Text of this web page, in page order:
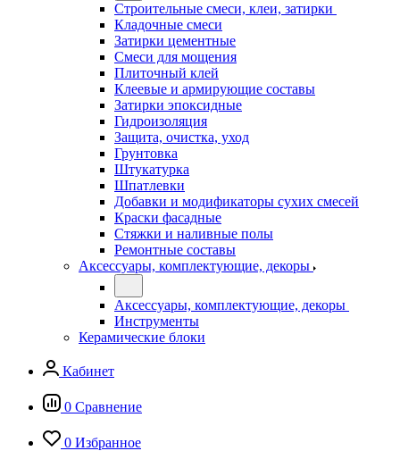
Строительные смеси, клеи, затирки
Кладочные смеси
Затирки цементные
Смеси для мощения
Плиточный клей
Клеевые и армирующие составы
Затирки эпоксидные
Гидроизоляция
Защита, очистка, уход
Грунтовка
Штукатурка
Шпатлевки
Добавки и модификаторы сухих смесей
Краски фасадные
Стяжки и наливные полы
Ремонтные составы
Аксессуары, комплектующие, декоры
Аксессуары, комплектующие, декоры
Инструменты
Керамические блоки
Кабинет
0 Сравнение
0 Избранное